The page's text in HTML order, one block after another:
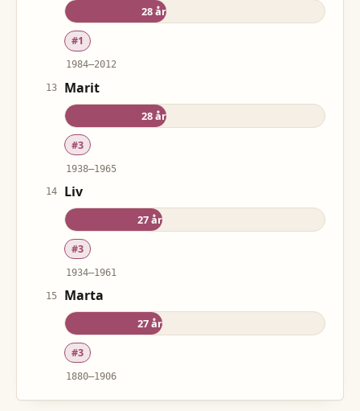
28år
#1
1984–2012
13
Marit
28år
#3
1938–1965
14
Liv
27år
#3
1934–1961
15
Marta
27år
#3
1880–1906